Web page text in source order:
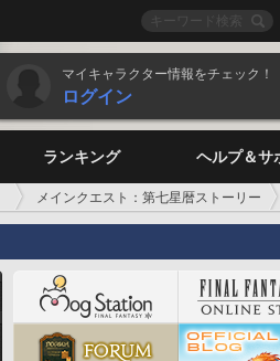
マイキャラクター情報をチェック！
ログイン
ランキング ヘルプ＆サ
メインクエスト：第七星暦ストーリー